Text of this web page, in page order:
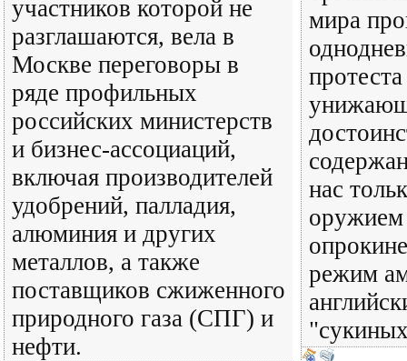
участников которой не
разглашаются, вела в
Москве переговоры в
ряде профильных
российских министерств
и бизнес-ассоциаций,
включая производителей
удобрений, палладия,
алюминия и других
металлов, а также
поставщиков сжиженного
природного газа (СПГ) и
нефти.
мира
нас
оружием
режим